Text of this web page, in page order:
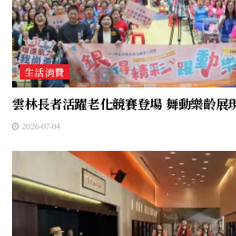
生活消費
雲林長者活躍老化競賽登場 舞動樂齡展
2026-07-04